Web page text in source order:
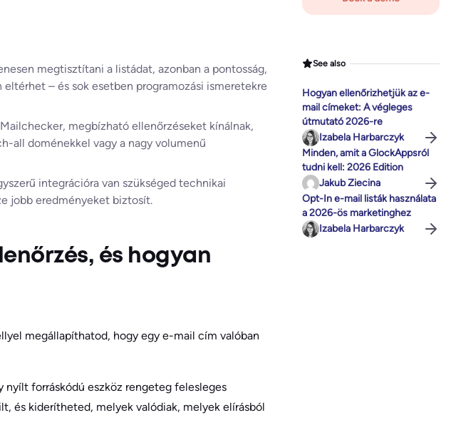
megtisztítani a listádat, azonban a pontosság,
– és sok esetben programozási ismeretekre
megbízható ellenőrzéseket kínálnak,
all doménekkel vagy a nagy volumenű
integrációra van szükséged technikai
jobb eredményeket biztosít.
és hogyan
megállapíthatod, hogy egy e-mail cím valóban
nyílt forráskódú eszköz rengeteg felesleges
és kiderítheted, melyek valódiak, melyek elírásból
See also
Hogyan ellenőrizhetjük az e-
mail címeket: A végleges
útmutató 2026-re
Izabela Harbarczyk
Minden, amit a GlockAppsról
tudni kell: 2026 Edition
Jakub Ziecina
Opt-In e-mail listák használata
a 2026-ös marketinghez
Izabela Harbarczyk